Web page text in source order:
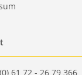
61 72 - 26 79 366